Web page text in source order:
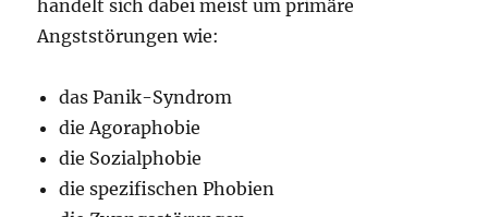
handelt sich dabei meist um primäre
Angststörungen wie:
das Panik-Syndrom
die Agoraphobie
die Sozialphobie
die spezifischen Phobien